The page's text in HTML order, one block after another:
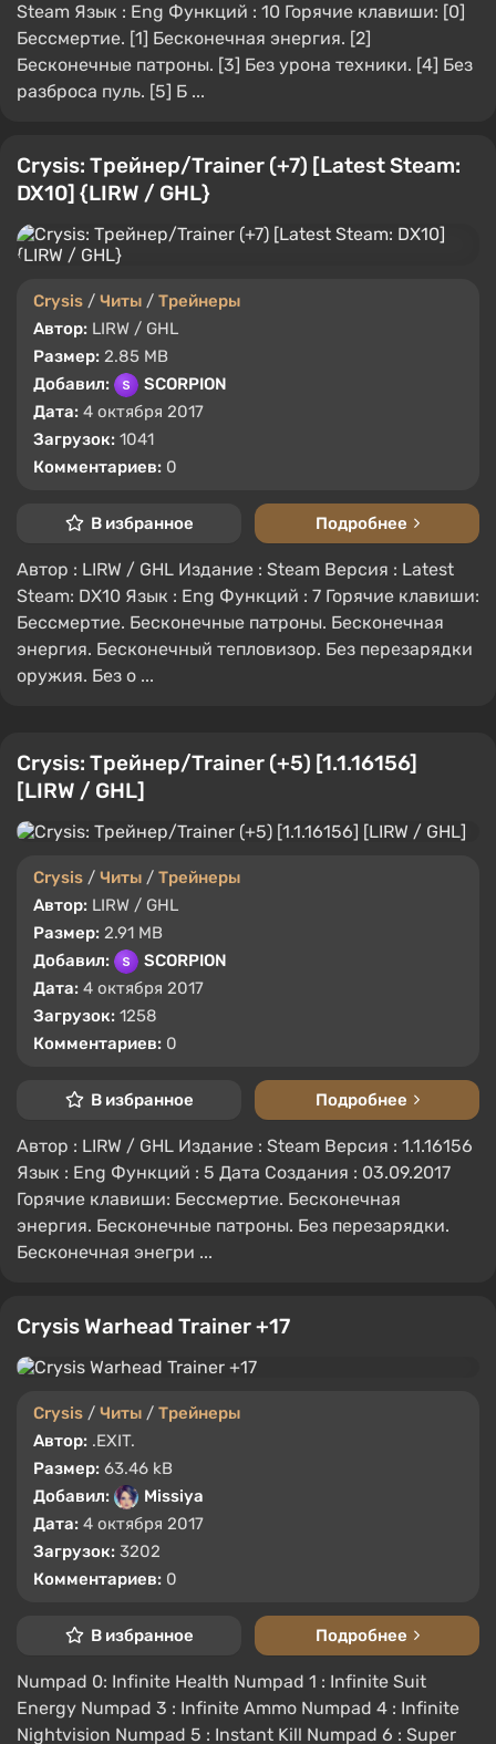
Steam Язык : Eng Функций : 10 Горячие клавиши: [0]
Бессмертие. [1] Бесконечная энергия. [2]
Бесконечные патроны. [3] Без урона техники. [4] Без
разброса пуль. [5] Б ...
Crysis: Трейнер/Trainer (+7) [Latest Steam:
DX10] {LIRW / GHL}
Crysis / Читы / Трейнеры
Автор: LIRW / GHL
Размер: 2.85 MB
Добавил:
SCORPION
Дата: 4 октября 2017
Загрузок: 1041
Комментариев: 0
В избранное Подробнее
Автор : LIRW / GHL Издание : Steam Версия : Latest
Steam: DX10 Язык : Eng Функций : 7 Горячие клавиши:
Бессмертие. Бесконечные патроны. Бесконечная
энергия. Бесконечный тепловизор. Без перезарядки
оружия. Без о ...
Crysis: Трейнер/Trainer (+5) [1.1.16156]
[LIRW / GHL]
Crysis / Читы / Трейнеры
Автор: LIRW / GHL
Размер: 2.91 MB
Добавил:
SCORPION
Дата: 4 октября 2017
Загрузок: 1258
Комментариев: 0
В избранное Подробнее
Автор : LIRW / GHL Издание : Steam Версия : 1.1.16156
Язык : Eng Функций : 5 Дата Создания : 03.09.2017
Горячие клавиши: Бессмертие. Бесконечная
энергия. Бесконечные патроны. Без перезарядки.
Бесконечная энегри ...
Crysis Warhead Trainer +17
Crysis / Читы / Трейнеры
Автор: .EXIT.
Размер: 63.46 kB
Добавил:
Missiya
Дата: 4 октября 2017
Загрузок: 3202
Комментариев: 0
В избранное Подробнее
Numpad 0: Infinite Health Numpad 1 : Infinite Suit
Energy Numpad 3 : Infinite Ammo Numpad 4 : Infinite
Nightvision Numpad 5 : Instant Kill Numpad 6 : Super